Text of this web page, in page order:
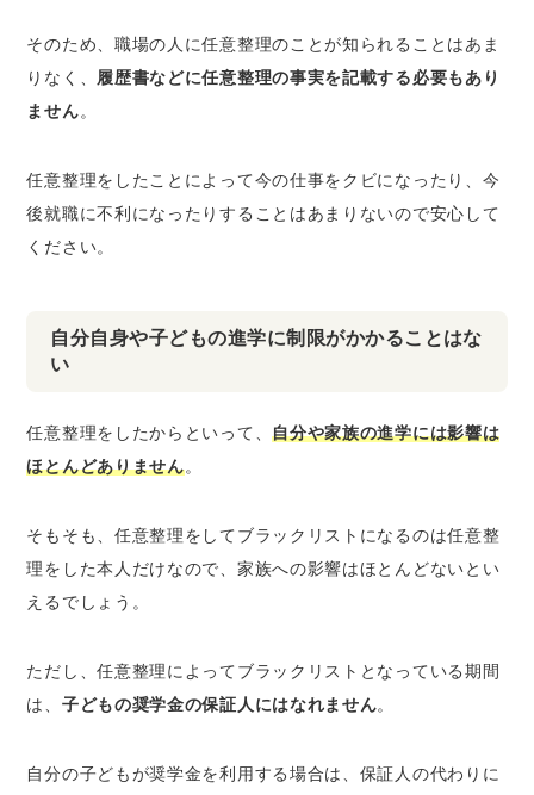
そのため、職場の人に任意整理のことが知られることはあま
りなく、 履歴書などに任意整理の事実を記載する必要もあり
ません。
任意整理をしたことによって今の仕事をクビになったり、今
後就職に不利になったりすることはあまりないので安心して
ください。
自分自身や子どもの進学に制限がかかることはな
い
任意整理をしたからといって、自分や家族の進学には影響は
ほとんどありません。
そもそも、任意整理をしてブラックリストになるのは任意整
理をした本人だけなので、家族への影響はほとんどないとい
えるでしょう。
ただし、任意整理によってブラックリストとなっている期間
は、 子どもの奨学金の保証人にはなれません。
自分の子どもが奨学金を利用する場合は、保証人の代わりに